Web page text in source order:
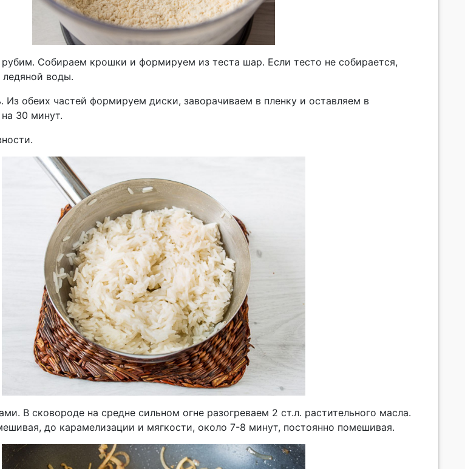
Собираем крошки и формируем из теста шар. Если тесто не собирается,
ледяной воды.
Из обеих частей формируем диски, заворачиваем в пленку и оставляем в
30 минут.
В сковороде на средне сильном огне разогреваем 2 ст.л. растительного масла.
до карамелизации и мягкости, около 7-8 минут, постоянно помешивая.